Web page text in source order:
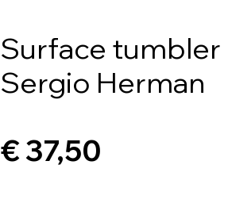
Surface tumbler
Sergio Herman
€ 37,50